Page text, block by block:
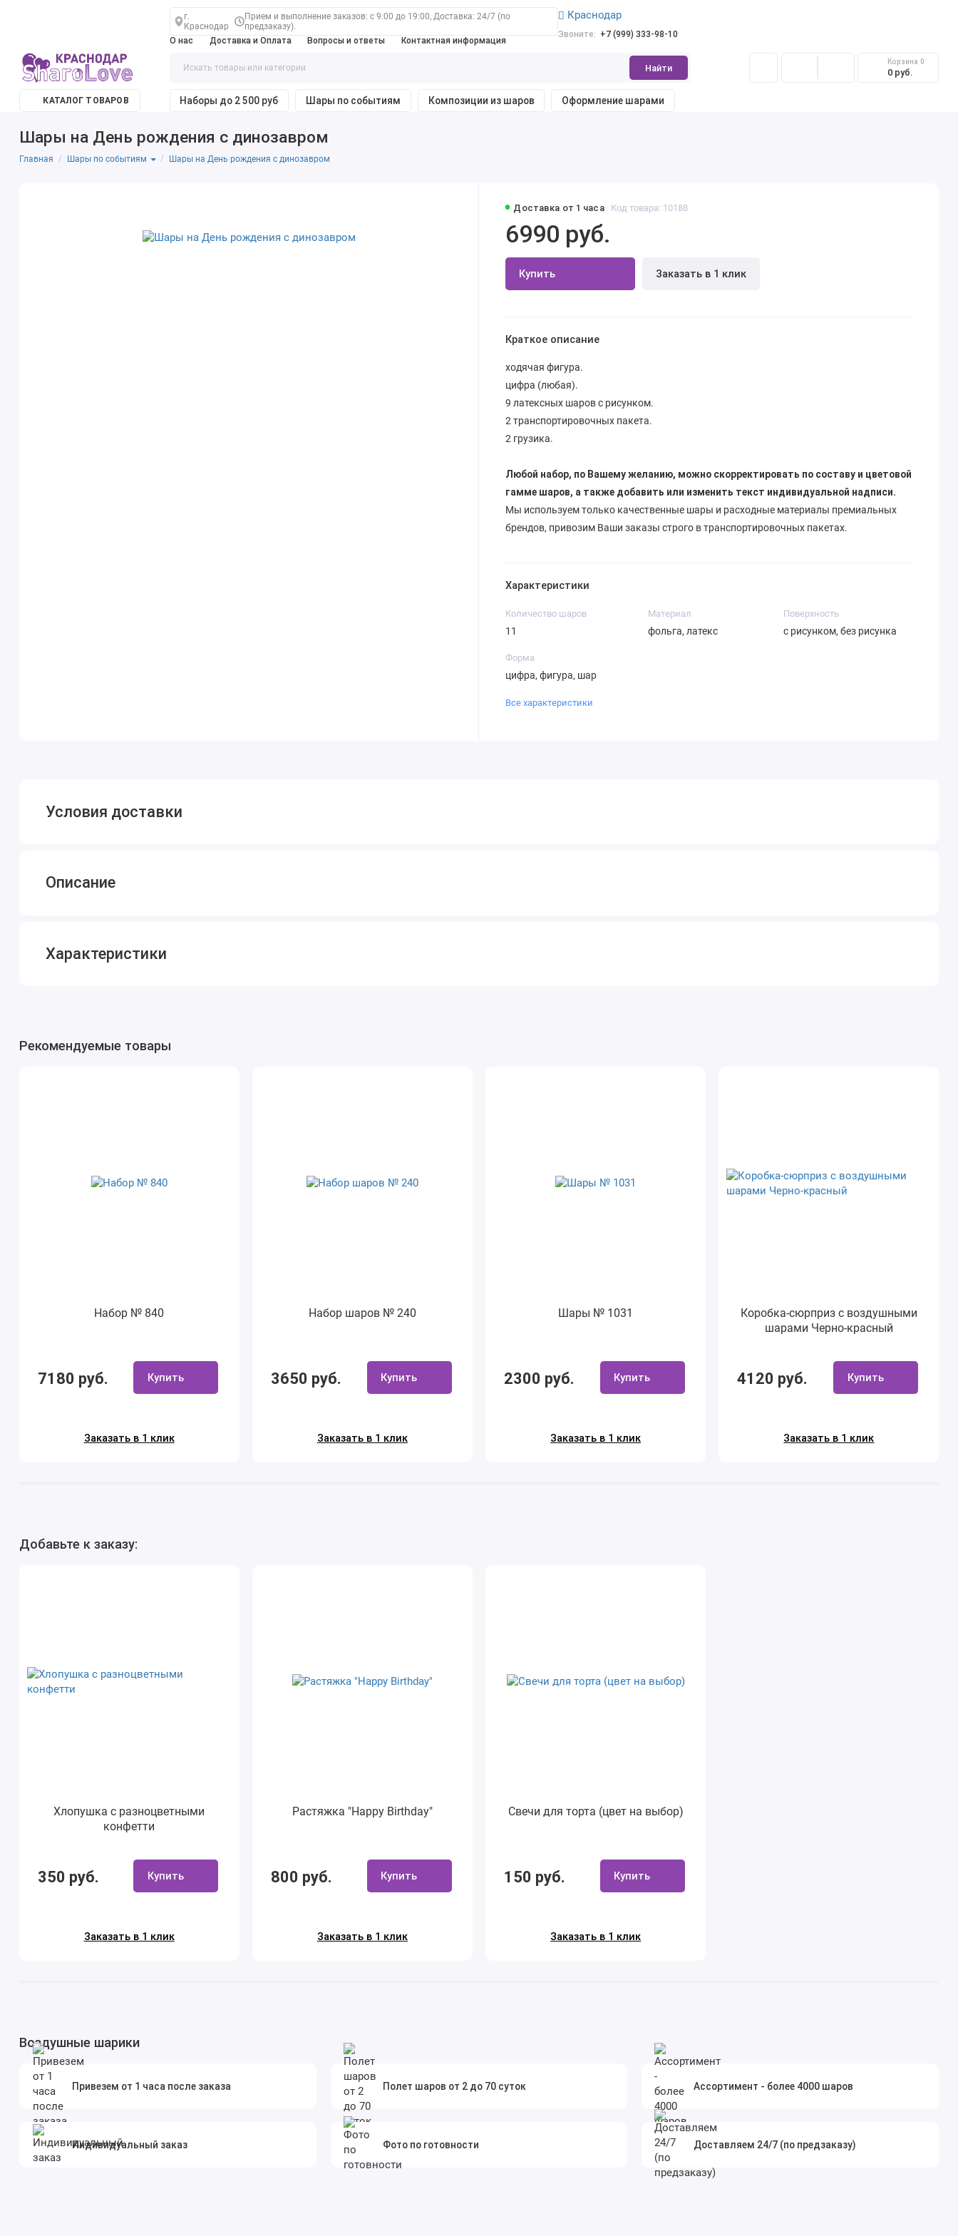
г.
Краснодар
Прием и выполнение заказов: с 9:00 до 19:00, Доставка: 24/7 (по
предзаказу).
О нас
Доставка и Оплата Вопросы и ответы Контактная информация
Краснодар
Звоните: +7 (999) 333-98-10
Найти
Корзина 0
0 руб.
КАТАЛОГ ТОВАРОВ Наборы до 2 500 руб Шары по событиям Композиции из шаров Оформление шарами
Шары на День рождения с динозавром
Главная Шары по событиям Шары на День рождения с динозавром
Доставка от 1 часа Код товара: 10188
6990 руб.
Купить Заказать в 1 клик
Краткое описание
ходячая фигура.
цифра (любая).
9 латексных шаров с рисунком.
2 транспортировочных пакета.
2 грузика.
Любой набор, по Вашему желанию, можно скорректировать по составу и цветовой
гамме шаров, а также добавить или изменить текст индивидуальной надписи.
Мы используем только качественные шары и расходные материалы премиальных
брендов, привозим Ваши заказы строго в транспортировочных пакетах.
Характеристики
Количество шаров
11
Материал
фольга, латекс
Поверхность
с рисунком, без рисунка
Форма
цифра, фигура, шар
Все характеристики
Условия доставки
Описание
Характеристики
Рекомендуемые товары
Набор № 840
7180 руб. Купить
Заказать в 1 клик
Набор шаров № 240
3650 руб. Купить
Заказать в 1 клик
Шары № 1031
2300 руб. Купить
Заказать в 1 клик
Коробка-сюрприз с воздушными
шарами Черно-красный
4120 руб. Купить
Заказать в 1 клик
Добавьте к заказу:
Хлопушка с разноцветными
конфетти
350 руб. Купить
Заказать в 1 клик
Растяжка "Happy Birthday"
800 руб. Купить
Заказать в 1 клик
Свечи для торта (цвет на выбор)
150 руб. Купить
Заказать в 1 клик
Воздушные шарики
Привезем от 1 часа после заказа Полет шаров от 2 до 70 суток Ассортимент - более 4000 шаров
Индивидуальный заказ Фото по готовности Доставляем 24/7 (по предзаказу)